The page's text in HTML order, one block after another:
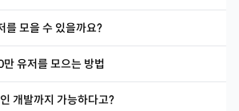
를 모을 수 있을까요?
유저를 모으는 방법
개발까지 가능하다고?